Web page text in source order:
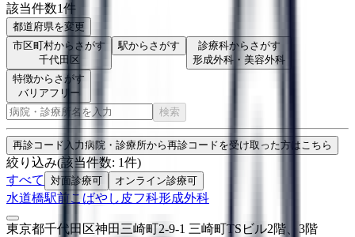
該当件数1件
都道府県を変更
市区町村からさがす
千代田区
駅からさがす
診療科からさがす
形成外科・美容外科
特徴からさがす
バリアフリー
検索
再診コード入力病院・診療所から再診コードを受け取った方はこちら
絞り込み(該当件数: 1件)
すべて
対面診療可 オンライン診療可
水道橋駅前こばやし皮フ科形成外科
東京都千代田区神田三崎町2-9-1 三崎町TSビル2階、3階